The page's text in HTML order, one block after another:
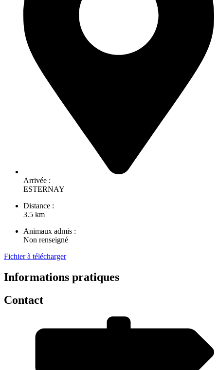
Arrivée :
ESTERNAY
Distance :
3.5 km
Animaux admis :
Non renseigné
Fichier à télécharger
Informations pratiques
Contact